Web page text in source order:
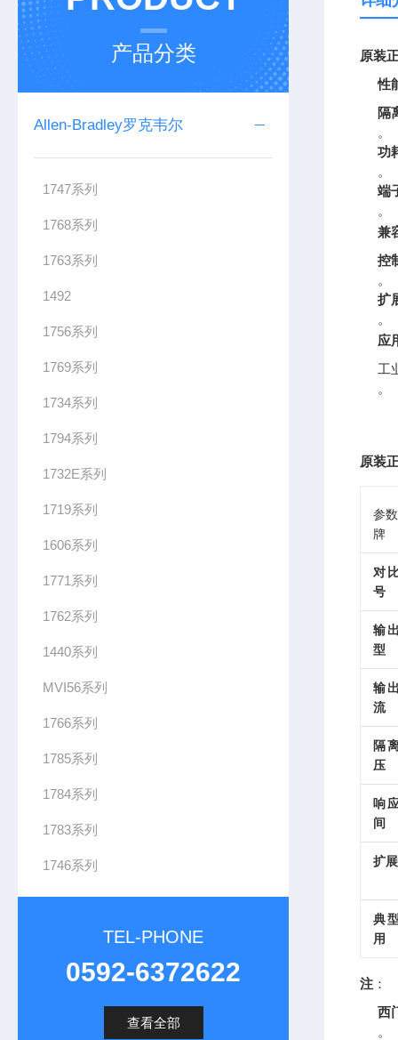
产品分类
Allen-Bradley罗克韦尔
1747系列
1768系列
1763系列
1492
1756系列
1769系列
1734系列
1794系列
1732E系列
1719系列
1606系列
1771系列
1762系列
1440系列
MVI56系列
1766系列
1785系列
1784系列
1783系列
1746系列
TEL-PHONE
0592-6372622
查看全部
原装
性
隔
。
功
。
端
。
兼
控
。
扩
。
应
工
。
原装
参
牌
对
号
输
型
输
流
隔
压
响
间
扩
典
用
注 ：
西
。